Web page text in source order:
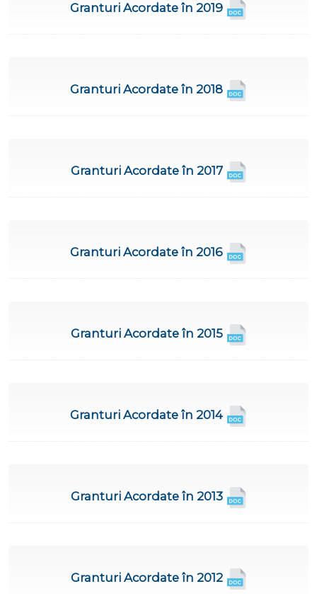
Granturi Acordate în 2019
Granturi Acordate în 2018
Granturi Acordate în 2017
Granturi Acordate în 2016
Granturi Acordate în 2015
Granturi Acordate în 2014
Granturi Acordate în 2013
Granturi Acordate în 2012